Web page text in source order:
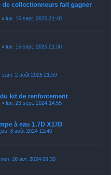
collectionneurs fait gagner
« lun. 15 sept. 2025 21:40
« lun. 15 sept. 2025 21:30
sam. 2 août 2025 21:59
kit de renforcement
« lun. 23 sept. 2024 14:55
à eau 1.7D X17D
jeu. 8 août 2024 12:40
ven. 26 avr. 2024 09:30